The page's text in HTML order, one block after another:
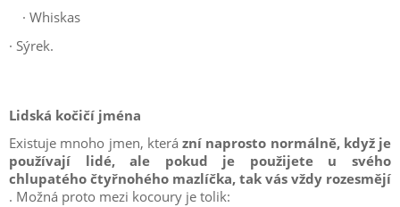
· Whiskas
· Sýrek.
Lidská kočičí jména
Existuje mnoho jmen, která zní naprosto normálně, když je
používají lidé, ale pokud je použijete u svého
chlupatého čtyřnohého mazlíčka, tak vás vždy rozesmějí
. Možná proto mezi kocoury je tolik: